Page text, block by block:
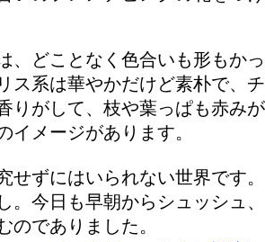
、どことなく色合いも形もか
ス系は華やかだけど素朴で、
りがして、枝や葉っぱも赤み
イメージがあります。
せずにはいられない世界です。
。今日も早朝からシュッシュ
のでありました。